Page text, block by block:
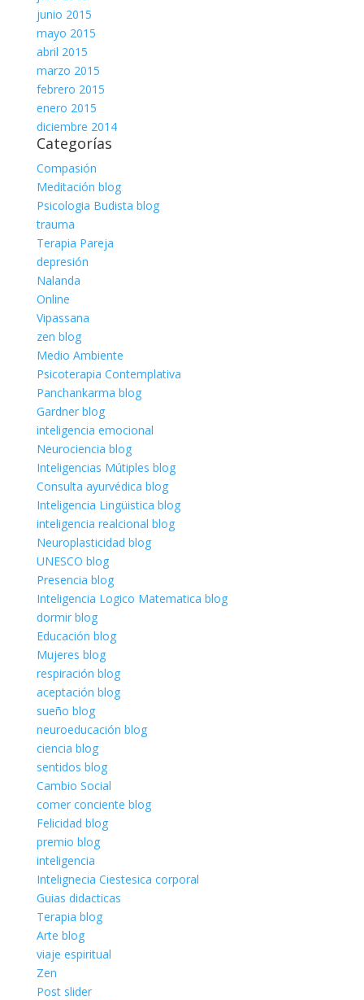
junio 2015
mayo 2015
abril 2015
marzo 2015
febrero 2015
enero 2015
diciembre 2014
Categorías
Compasión
Meditación blog
Psicologia Budista blog
trauma
Terapia Pareja
depresión
Nalanda
Online
Vipassana
zen blog
Medio Ambiente
Psicoterapia Contemplativa
Panchankarma blog
Gardner blog
inteligencia emocional
Neurociencia blog
Inteligencias Mútiples blog
Consulta ayurvédica blog
Inteligencia Lingüistica blog
inteligencia realcional blog
Neuroplasticidad blog
UNESCO blog
Presencia blog
Inteligencia Logico Matematica blog
dormir blog
Educación blog
Mujeres blog
respiración blog
aceptación blog
sueño blog
neuroeducación blog
ciencia blog
sentidos blog
Cambio Social
comer conciente blog
Felicidad blog
premio blog
inteligencia
Intelignecia Ciestesica corporal
Guias didacticas
Terapia blog
Arte blog
viaje espiritual
Zen
Post slider